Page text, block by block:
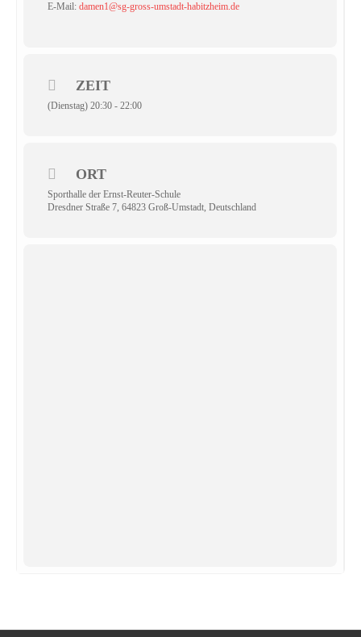
E-Mail: damen1@sg-gross-umstadt-habitzheim.de
ZEIT
(Dienstag) 20:30 - 22:00
ORT
Sporthalle der Ernst-Reuter-Schule
Dresdner Straße 7, 64823 Groß-Umstadt, Deutschland